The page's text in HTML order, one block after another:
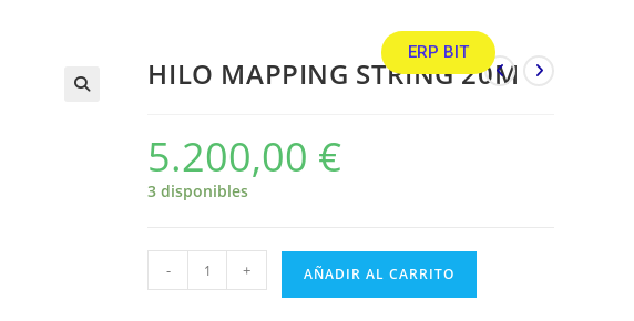
ERP BIT
HILO MAPPING STRING 20M
5.200,00 €
3 disponibles
- + AÑADIR AL CARRITO